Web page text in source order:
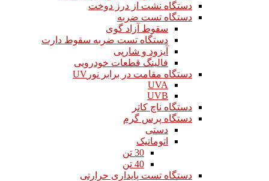
دستگاه نشت از درز دوخت
دستگاه تست ضربه
سقوط آزاد گوی
دستگاه تست ضربه سقوط دارت
آیزود و شارپی
فالینگ قطعات خودرویی
دستگاه مقامت در برابر نورUV
UVA
UVB
دستگاه ناچ کاتر
دستگاه پرس گرم
دستی
اتوماتیک
30 تن
40 تن
دستگاه تست پایداری حرارتی